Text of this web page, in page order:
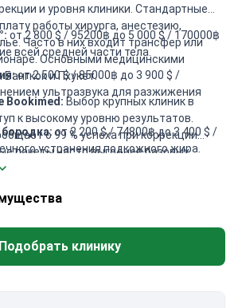
и уровня клиники. Стандартные
работы хирурга, анестезию,
Часто в них входит трансфер или
Основными медицинскими
и Пхукет.
от 2 800 $ / 95200฿ до 5 000 $ / 170000฿
всей средней части тела.
от 2 500 $ / 85000฿ до 3 900 $ /
ультразвука для разжижения
от 2 200 $ / 74800฿ до 3 400 $ /
устранения подкожного жира.
нижней части тела.
Bookimed: Выбор крупных клиник в
к высокому уровню результатов.
о 99 % успеха при коррекции
пакеты часто выгоднее базовых
Wansiri предлагает питание от
спецтехники Maestro по цене от
Подобрать клинику